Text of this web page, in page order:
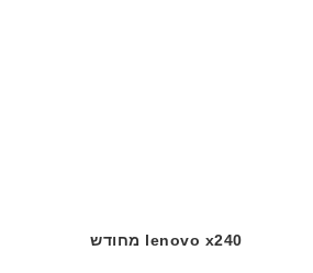
lenovo x240 מחודש